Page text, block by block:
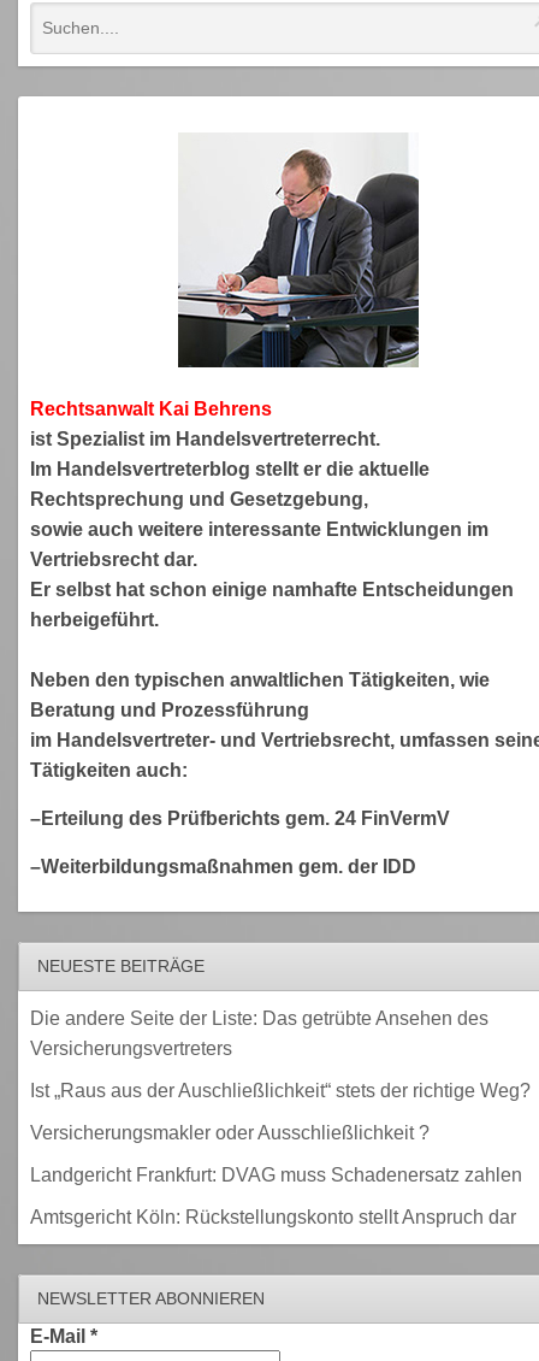
Rechtsanwalt Kai Behrens
ist Spezialist im Handelsvertreterrecht.
Im Handelsvertreterblog stellt er die aktuelle
Rechtsprechung und Gesetzgebung,
sowie auch weitere interessante Entwicklungen im
Vertriebsrecht dar.
Er selbst hat schon einige namhafte Entscheidungen
herbeigeführt.
Neben den typischen anwaltlichen Tätigkeiten, wie
Beratung und Prozessführung
im Handelsvertreter- und Vertriebsrecht, umfassen
Tätigkeiten auch:
–Erteilung des Prüfberichts gem. 24 FinVermV
–Weiterbildungsmaßnahmen gem. der IDD
NEUESTE BEITRÄGE
Die andere Seite der Liste: Das getrübte Ansehen des
Versicherungsvertreters
Ist „Raus aus der Auschließlichkeit“ stets der richtige Weg?
Versicherungsmakler oder Ausschließlichkeit ?
Landgericht Frankfurt: DVAG muss Schadenersatz zahlen
Amtsgericht Köln: Rückstellungskonto stellt Anspruch dar
NEWSLETTER ABONNIEREN
E-Mail *